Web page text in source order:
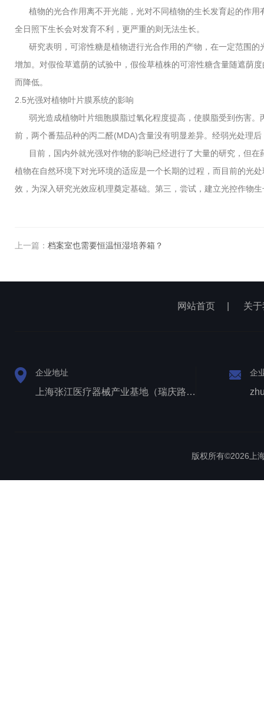
植物的光合作用离不开光能，光对不同植物的生长发育起的作用
全日照下生长会对发育不利，更严重的则无法生长。
研究表明，可溶性糖是植物进行光合作用的产物，在一定范围的
增加。对假俭草遮荫的试验中，假俭草植株的可溶性糖含量随遮荫
而降低。
2.5光强对植物叶片膜系统的影响
弱光造成植物叶片细胞膜脂过氧化程度提高，使膜脂受到伤害。
前，两个番茄品种的丙二醛(MDA)含量没有明显差异。经弱光处理
目前，国内外就光强对作物的影响已经进行了大量的研究，但在
植物在自然环境下对光环境的适应是一个长期的过程，而目前的光
效，为深入研究光效应机理奠定基础。第三，尝试，建立光控作物
上一篇： 档案室也需要恒温恒湿培养箱？
网站首页 关
企业地址
上海张江医疗器械产业基地（瑞庆路528号）
企
版权所有©2026